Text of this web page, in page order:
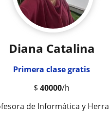
Diana Catalina
Primera clase gratis
$40000/h
de Informática y Herramientas Digitales con más de 15 años de experiencia en educación, especializada en clases virtuale